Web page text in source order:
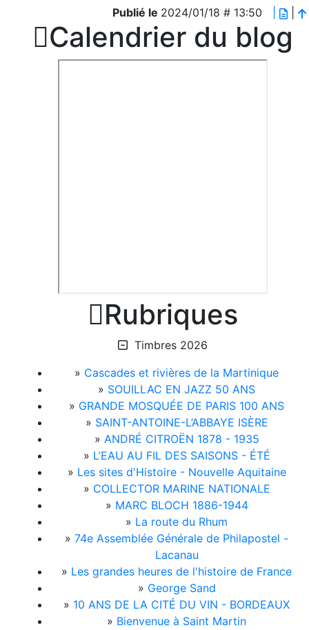
Publié le 2024/01/18 # 13:50
Calendrier du blog
Rubriques
Timbres 2026
» Cascades et rivières de la Martinique
» SOUILLAC EN JAZZ 50 ANS
» GRANDE MOSQUÉE DE PARIS 100 ANS
» SAINT-ANTOINE-L’ABBAYE ISÈRE
» ANDRÉ CITROËN 1878 - 1935
» L’EAU AU FIL DES SAISONS - ÉTÉ
» Les sites d'Histoire - Nouvelle Aquitaine
» COLLECTOR MARINE NATIONALE
» MARC BLOCH 1886-1944
» La route du Rhum
» 74e Assemblée Générale de Philapostel -
Lacanau
» Les grandes heures de l'histoire de France
» George Sand
» 10 ANS DE LA CITÉ DU VIN - BORDEAUX
» Bienvenue à Saint Martin